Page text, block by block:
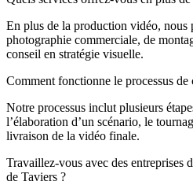
En plus de la production vidéo, nous
photographie commerciale, de
conseil en stratégie visuelle.
Comment fonctionne le processus
Notre processus inclut plusieurs
l’élaboration d’un scénario, le
livraison de la vidéo finale.
Travaillez-vous avec des entreprises
de Taviers ?